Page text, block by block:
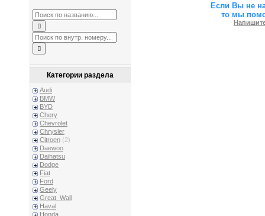
Категории раздела
Audi
BMW
BYD
Chery
Chevrolet
Chrysler
Citroen (2)
Daewoo
Daihatsu
Dodge
Fiat
Ford
Geely
Great_Wall
Haval
Honda
Если Вы не
то мы